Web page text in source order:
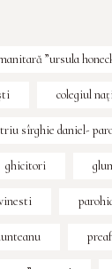
”ursula
colegiul
sîrghie daniel-
ghicitori